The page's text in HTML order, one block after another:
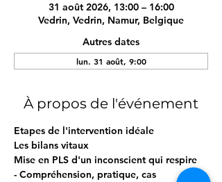
31 août 2026, 13:00 – 16:00
Vedrin, Vedrin, Namur, Belgique
Autres dates
lun. 31 août, 9:00
À propos de l'événement
Etapes de l'intervention idéale
Les bilans vitaux
Mise en PLS d'un inconscient qui respire
- Compréhension, pratique, cas